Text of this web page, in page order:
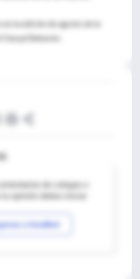
en la edición de agosto de la
Sexual Behavior.
de colegas o
a IntraMed